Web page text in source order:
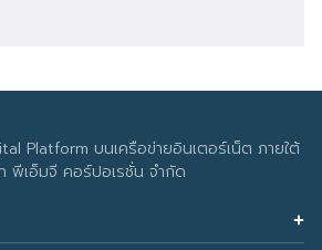
Platform บนเครือข่ายอินเตอร์เน็ต ภายใต้
พีเอ็มจี คอร์ปอเรชั่น จำกัด